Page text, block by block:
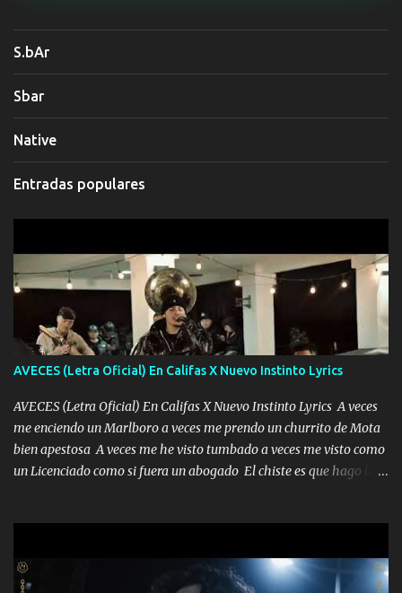
S.bAr
Sbar
Native
Entradas populares
AVECES (Letra Oficial) En Califas X Nuevo Instinto Lyrics
AVECES (Letra Oficial) En Califas X Nuevo Instinto Lyrics A veces
me enciendo un Marlboro a veces me prendo un churrito de Mota
bien apestosa A veces me he visto tumbado a veces me visto como
un Licenciado como si fuera un abogado El chiste es que hago lo
corriente no quieren verte subir de level trucha mis plebes Música
A veces me pongo un sombrero a veces me ven la cachucha de lado